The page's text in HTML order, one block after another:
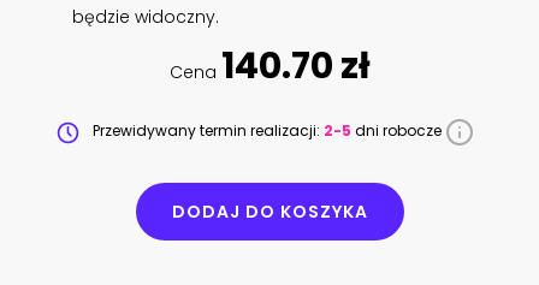
będzie widoczny.
Cena 140.70 zł
Przewidywany termin realizacji: 2-5 dni robocze
DODAJ DO KOSZYKA